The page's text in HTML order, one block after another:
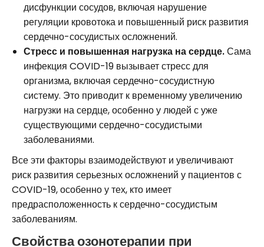
дисфункции сосудов, включая нарушение
регуляции кровотока и повышенный риск развития
сердечно-сосудистых осложнений.
Стресс и повышенная нагрузка на сердце.Сама
инфекция COVID-19 вызывает стресс для
организма, включая сердечно-сосудистную
систему. Это приводит к временному увеличению
нагрузки на сердце, особенно у людей с уже
существующими сердечно-сосудистыми
заболеваниями.
Все эти факторы взаимодействуют и увеличивают
риск развития серьезных осложнений у пациентов с
COVID-19, особенно у тех, кто имеет
предрасположенность к сердечно-сосудистым
заболеваниям.
Свойства озонотерапии при